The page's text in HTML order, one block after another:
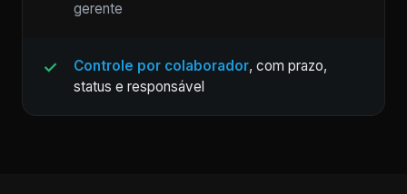
gerente
Controle por colaborador, com prazo,
status e responsável